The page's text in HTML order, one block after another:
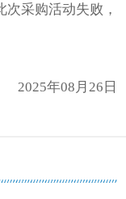
采购活动失败，
2025年08月26日